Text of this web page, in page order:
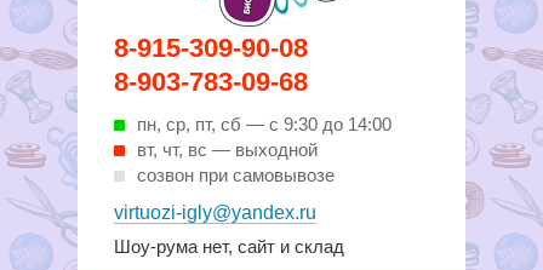
8-915-309-90-08
8-903-783-09-68
пн, ср, пт, cб — с 9:30 до 14:00
вт, чт, вс — выходной
созвон при самовывозе
virtuozi-igly@yandex.ru
Шоу-рума нет, сайт и склад
Вирутозы иглы. Товары для
шитья и рукоделья